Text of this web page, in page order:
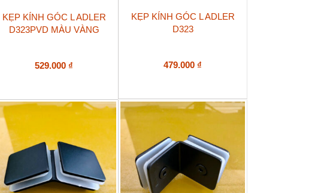
KẸP KÍNH GÓC L ADLER
D323PVD MÀU VÀNG
529.000 ₫
KẸP KÍNH GÓC L ADLER
D323
479.000 ₫